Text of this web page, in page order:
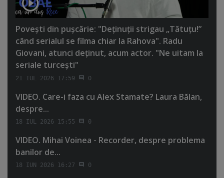
Poveşti din puşcărie: "Deţinuţii strigau „Tătuţu!”
când serialul se filma chiar la Rahova". Radu
Giovani, atunci deţinut, acum actor. "Ne uitam la
seriale turceşti"
21 IUL 2026 17:59 0
VIDEO. Care-i faza cu Alex Stamate? Laura Bălan,
despre...
18 IUL 2026 15:55 0
VIDEO. Mihai Voinea - Recorder, despre problema
banilor de...
18 IUN 2026 16:27 0